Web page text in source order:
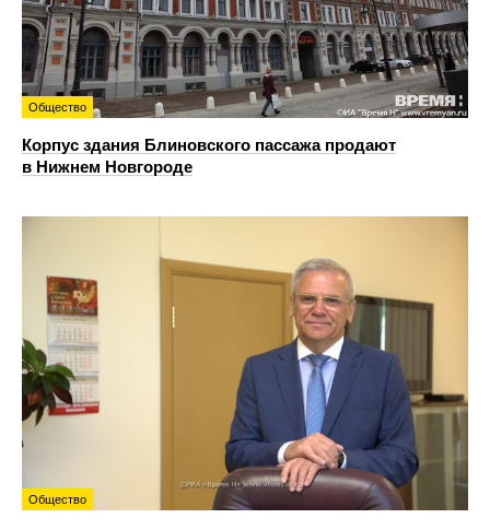
Общество
Корпус здания Блиновского пассажа продают
в Нижнем Новгороде
Общество